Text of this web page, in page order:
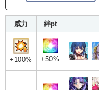
威力 絆pt
+100% +50%